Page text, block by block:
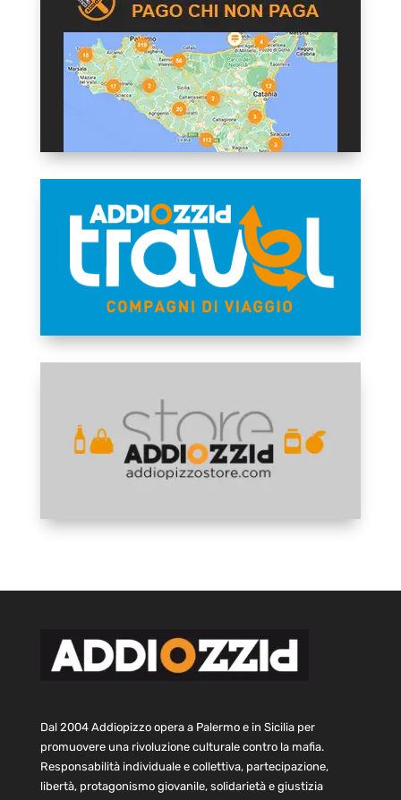
Dal 2004 Addiopizzo opera a Palermo e in Sicilia per
promuovere una rivoluzione culturale contro la mafia.
Responsabilità individuale e collettiva, partecipazione,
libertà, protagonismo giovanile, solidarietà e giustizia